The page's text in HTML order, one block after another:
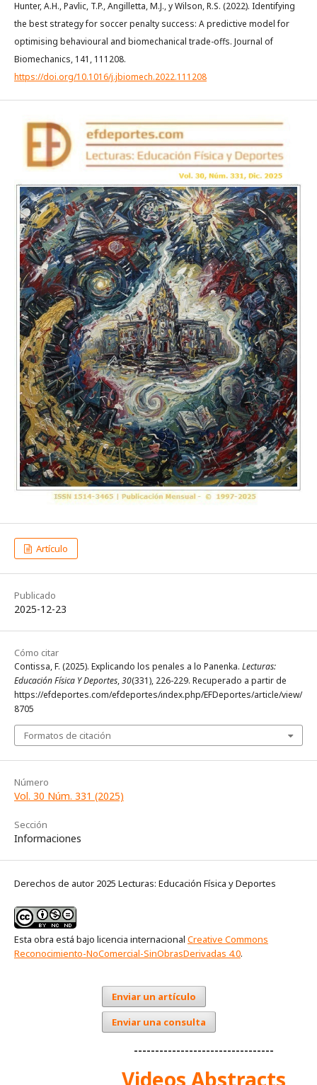
Hunter, A.H., Pavlic, T.P., Angilletta, M.J., y Wilson, R.S. (2022). Identifying
the best strategy for soccer penalty success: A predictive model for
optimising behavioural and biomechanical trade-offs. Journal of
Biomechanics, 141, 111208.
https://doi.org/10.1016/j.jbiomech.2022.111208
Artículo
Publicado
2025-12-23
Cómo citar
Contissa, F. (2025). Explicando los penales a lo Panenka. Lecturas:
Educación Física Y Deportes,30(331), 226-229. Recuperado a partir de
https://efdeportes.com/efdeportes/index.php/EFDeportes/article/view/
8705
Formatos de citación
Número
Vol. 30 Núm. 331 (2025)
Sección
Informaciones
Derechos de autor 2025 Lecturas: Educación Física y Deportes
Esta obra está bajo licencia internacional Creative Commons
Reconocimiento-NoComercial-SinObrasDerivadas 4.0.
Enviar un artículo
Enviar una consulta
---------------------------------
Videos Abstracts